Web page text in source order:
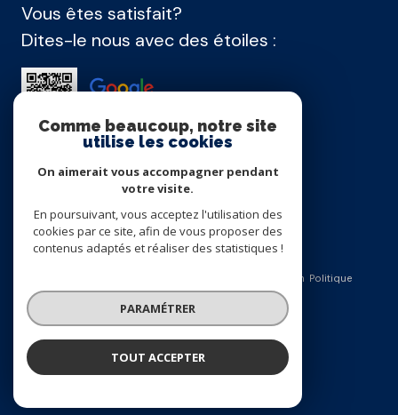
Vous êtes satisfait?
Dites-le nous avec des étoiles :
Agence membre
Admin Politique
RGPD © 2026 | Tous droits réservés
Réalisé par
Comme beaucoup, notre site
utilise les cookies
On aimerait vous accompagner pendant
votre visite.
En poursuivant, vous acceptez l'utilisation des
cookies par ce site, afin de vous proposer des
contenus adaptés et réaliser des statistiques !
PARAMÉTRER
TOUT ACCEPTER